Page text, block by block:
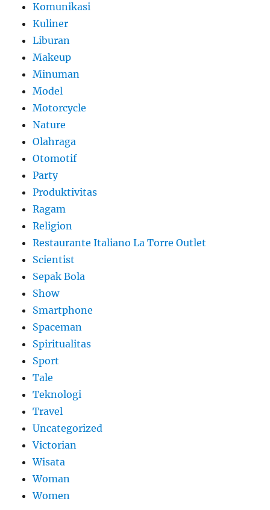
Komunikasi
Kuliner
Liburan
Makeup
Minuman
Model
Motorcycle
Nature
Olahraga
Otomotif
Party
Produktivitas
Ragam
Religion
Restaurante Italiano La Torre Outlet
Scientist
Sepak Bola
Show
Smartphone
Spaceman
Spiritualitas
Sport
Tale
Teknologi
Travel
Uncategorized
Victorian
Wisata
Woman
Women